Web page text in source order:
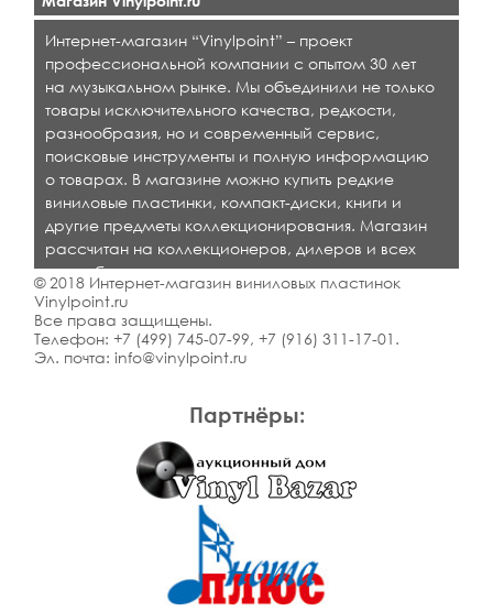
Партнёры:
Интернет-магазин “Vinylpoint” – проект
профессиональной компании с опытом 30 лет
на музыкальном рынке. Мы объединили не только
товары исключительного качества, редкости,
разнообразия, но и современный сервис,
поисковые инструменты и полную информацию
о товарах. В магазине можно купить редкие
виниловые пластинки, компакт-диски, книги и
другие предметы коллекционирования. Магазин
рассчитан на коллекционеров, дилеров и всех
кто любит качественную музыку.
© 2018 Интернет-магазин виниловых пластинок
Vinylpoint.ru
Все права защищены.
Телефон: +7 (499) 745-07-99, +7 (916) 311-17-01 .
Эл. почта: info@vinylpoint.ru